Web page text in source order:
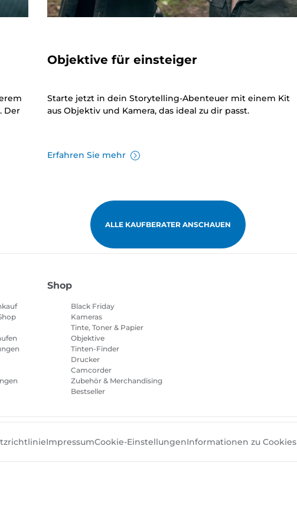
Der
Objektive für einsteiger
Starte jetzt in dein Storytelling-Abenteuer mit einem Kit
aus Objektiv und Kamera, das ideal zu dir passt.
Erfahren Sie mehr
ALLE KAUFBERATER ANSCHAUEN
Shop
Black Friday
Kameras
Tinte, Toner & Papier
Objektive
Tinten-Finder
Drucker
Camcorder
Zubehör & Merchandising
Bestseller
ImpressumCookie-EinstellungenInformationen zu Cookies